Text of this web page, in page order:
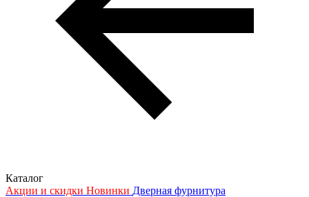
Каталог
Акции и скидки Новинки Дверная фурнитура